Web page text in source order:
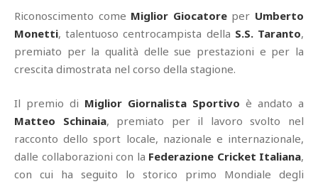
Riconoscimento come Miglior Giocatoreper Umberto
Monetti, talentuoso centrocampista della S.S. Taranto,
premiato per la qualità delle sue prestazioni e per la
crescita dimostrata nel corso della stagione.
Il premio di Miglior Giornalista Sportivo è andato a
Matteo Schinaia, premiato per il lavoro svolto nel
racconto dello sport locale, nazionale e internazionale,
dalle collaborazioni con la Federazione Cricket Italiana,
con cui ha seguito lo storico primo Mondiale degli